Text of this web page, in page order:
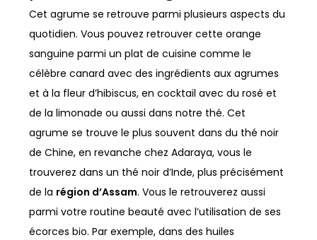
Cet agrume se retrouve parmi plusieurs aspects du
quotidien. Vous pouvez retrouver cette orange
sanguine parmi un plat de cuisine comme le
célèbre canard avec des ingrédients aux agrumes
et à la fleur d’hibiscus, en cocktail avec du rosé et
de la limonade ou aussi dans notre thé. Cet
agrume se trouve le plus souvent dans du thé noir
de Chine, en revanche chez Adaraya, vous le
trouverez dans un thé noir d’Inde, plus précisément
de la région d’Assam. Vous le retrouverez aussi
parmi votre routine beauté avec l’utilisation de ses
écorces bio. Par exemple, dans des huiles